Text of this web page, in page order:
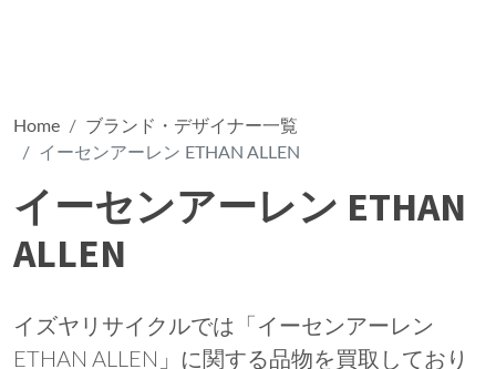
Home
ブランド・デザイナー一覧
イーセンアーレン ETHAN ALLEN
イーセンアーレン ETHAN
ALLEN
イズヤリサイクルでは「イーセンアーレン
ETHAN ALLEN」に関する品物を買取しており